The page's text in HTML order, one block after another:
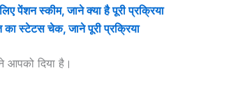
स्कीम, जाने क्या है पूरी प्रक्रिया
स्टेटस चेक, जाने पूरी प्रक्रिया
आपको दिया है।